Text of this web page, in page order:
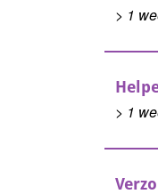
> 1
> 1